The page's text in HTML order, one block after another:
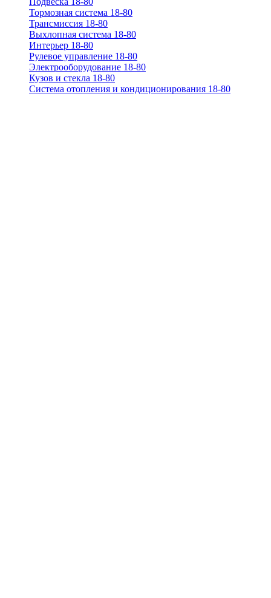
Тормозная система 18-80
Трансмиссия 18-80
Выхлопная система 18-80
Интерьер 18-80
Рулевое управление 18-80
Электрооборудование 18-80
Кузов и стекла 18-80
Система отопления и кондиционирования 18-80